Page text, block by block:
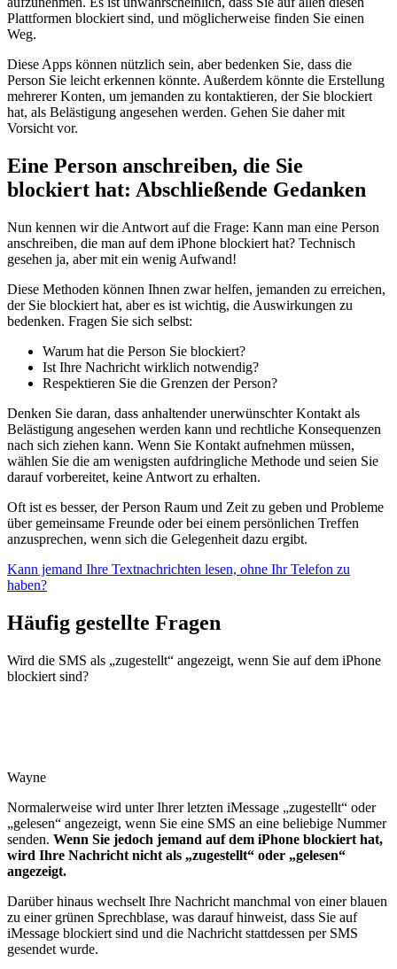
Plattformen blockiert sind, und möglicherweise finden Sie einen
Weg.
Diese Apps können nützlich sein, aber bedenken Sie, dass die
Person Sie leicht erkennen könnte. Außerdem könnte die Erstellung
mehrerer Konten, um jemanden zu kontaktieren, der Sie blockiert
hat, als Belästigung angesehen werden. Gehen Sie daher mit
Vorsicht vor.
Eine Person anschreiben, die Sie
blockiert hat: Abschließende Gedanken
Nun kennen wir die Antwort auf die Frage: Kann man eine Person
anschreiben, die man auf dem iPhone blockiert hat? Technisch
gesehen ja, aber mit ein wenig Aufwand!
Diese Methoden können Ihnen zwar helfen, jemanden zu erreichen,
der Sie blockiert hat, aber es ist wichtig, die Auswirkungen zu
bedenken. Fragen Sie sich selbst:
Warum hat die Person Sie blockiert?
Ist Ihre Nachricht wirklich notwendig?
Respektieren Sie die Grenzen der Person?
Denken Sie daran, dass anhaltender unerwünschter Kontakt als
Belästigung angesehen werden kann und rechtliche Konsequenzen
nach sich ziehen kann. Wenn Sie Kontakt aufnehmen müssen,
wählen Sie die am wenigsten aufdringliche Methode und seien Sie
darauf vorbereitet, keine Antwort zu erhalten.
Oft ist es besser, der Person Raum und Zeit zu geben und Probleme
über gemeinsame Freunde oder bei einem persönlichen Treffen
anzusprechen, wenn sich die Gelegenheit dazu ergibt.
Kann jemand Ihre Textnachrichten lesen, ohne Ihr Telefon zu
haben?
Häufig gestellte Fragen
Wird die SMS als „zugestellt“ angezeigt, wenn Sie auf dem iPhone
blockiert sind?
Wayne
Normalerweise wird unter Ihrer letzten iMessage „zugestellt“ oder
„gelesen“ angezeigt, wenn Sie eine SMS an eine beliebige Nummer
senden. Wenn Sie jedoch jemand auf dem iPhone blockiert hat,
wird Ihre Nachricht nicht als „zugestellt“ oder „gelesen“
angezeigt.
Darüber hinaus wechselt Ihre Nachricht manchmal von einer blauen
zu einer grünen Sprechblase, was darauf hinweist, dass Sie auf
iMessage blockiert sind und die Nachricht stattdessen per SMS
gesendet wurde.